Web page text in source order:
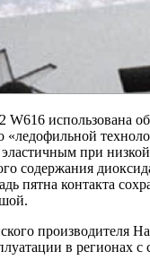
использована
«ледофильной
при
содержания
пятна контакта
производителя
в регионах с